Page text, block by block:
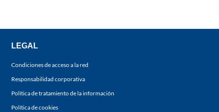
LEGAL
Condiciones de acceso a la red
Responsabilidad corporativa
Política de tratamiento de la información
Política de cookies